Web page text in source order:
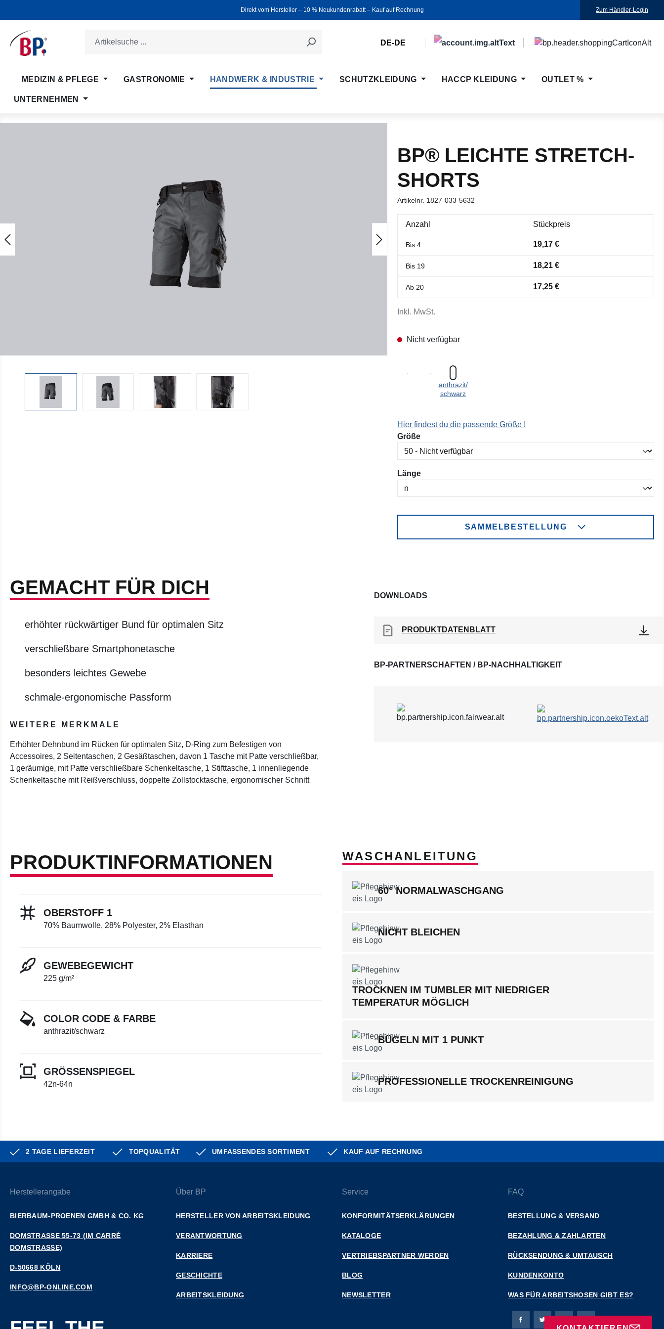
Direkt vom Hersteller ‒ 10 % Neukundenrabatt ‒ Kauf auf Rechnung Zum Händler-Login
DE-DE
MEDIZIN & PFLEGE GASTRONOMIE HANDWERK & INDUSTRIE SCHUTZKLEIDUNG HACCP KLEIDUNG OUTLET %
UNTERNEHMEN
BP® LEICHTE STRETCH-
SHORTS
Artikelnr. 1827-033-5632
Anzahl Stückpreis
Bis 4 19,17 €
Bis 19 18,21 €
Ab 20 17,25 €
Inkl. MwSt.
Nicht verfügbar
anthrazit/
schwarz
Hier findest du die passende Größe !
Größeauswählen
Längeauswählen
SAMMELBESTELLUNG
GEMACHT FÜR DICH
erhöhter rückwärtiger Bund für optimalen Sitz
verschließbare Smartphonetasche
besonders leichtes Gewebe
schmale-ergonomische Passform
WEITERE MERKMALE
Erhöhter Dehnbund im Rücken für optimalen Sitz, D-Ring zum Befestigen von
Accessoires, 2 Seitentaschen, 2 Gesäßtaschen, davon 1 Tasche mit Patte verschließbar,
1 geräumige, mit Patte verschließbare Schenkeltasche, 1 Stifttasche, 1 innenliegende
Schenkeltasche mit Reißverschluss, doppelte Zollstocktasche, ergonomischer Schnitt
DOWNLOADS
PRODUKTDATENBLATT
BP-PARTNERSCHAFTEN / BP-NACHHALTIGKEIT
PRODUKTINFORMATIONEN
OBERSTOFF 1
70% Baumwolle, 28% Polyester, 2% Elasthan
GEWEBEGEWICHT
225 g/m²
COLOR CODE & FARBE
anthrazit/schwarz
GRÖSSENSPIEGEL
42n-64n
WASCHANLEITUNG
60° NORMALWASCHGANG
NICHT BLEICHEN
TROCKNEN IM TUMBLER MIT NIEDRIGER
TEMPERATUR MÖGLICH
BÜGELN MIT 1 PUNKT
PROFESSIONELLE TROCKENREINIGUNG
2 TAGE LIEFERZEIT TOPQUALITÄT UMFASSENDES SORTIMENT KAUF AUF RECHNUNG
Herstellerangabe
BIERBAUM-PROENEN GMBH & CO. KG
DOMSTRASSE 55-73 (IM CARRÉ D
OMSTRASSE)
D-50668 KÖLN
INFO@BP-ONLINE.COM
Über BP
HERSTELLER VON ARBEITSKLEIDUNG
VERANTWORTUNG
KARRIERE
GESCHICHTE
ARBEITSKLEIDUNG
Service
KONFORMITÄTSERKLÄRUNGEN
KATALOGE
VERTRIEBSPARTNER WERDEN
BLOG
NEWSLETTER
FAQ
BESTELLUNG & VERSAND
BEZAHLUNG & ZAHLARTEN
RÜCKSENDUNG & UMTAUSCH
KUNDENKONTO
WAS FÜR ARBEITSHOSEN GIBT ES?
Bierbaum-Proenen Facebook-Seite
Bierbaum-Proenen Twitter Seite
Bierbaum-Proenen LinkedIn
Bierbaum-Proenen